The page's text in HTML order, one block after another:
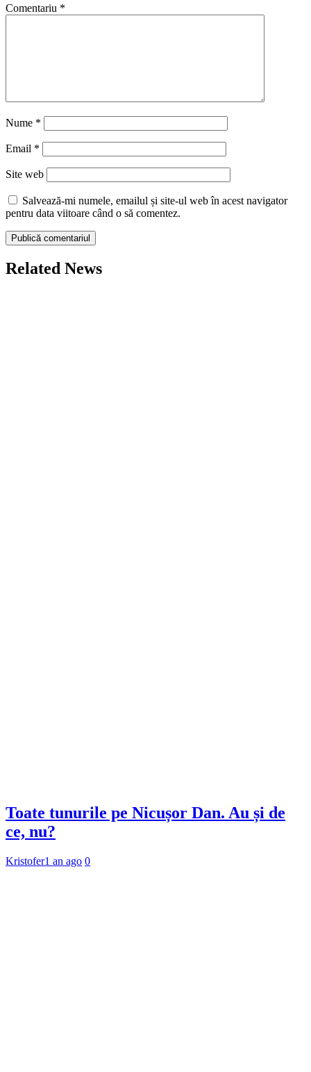
Comentariu *
Nume *
Email *
Site web
Salvează-mi numele, emailul și site-ul web în acest navigator
pentru data viitoare când o să comentez.
Related News
Toate tunurile pe Nicușor Dan. Au și de
ce, nu?
Kristofer1 an ago 0